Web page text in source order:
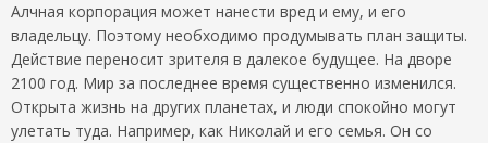
Алчная корпорация может нанести вред и ему, и его
владельцу. Поэтому необходимо продумывать план защиты.
Действие переносит зрителя в далекое будущее. На дворе
2100 год. Мир за последнее время существенно изменился.
Открыта жизнь на других планетах, и люди спокойно могут
улетать туда. Например, как Николай и его семья. Он со